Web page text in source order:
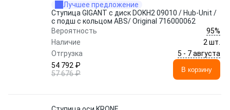
Лучшее предложение
Ступица GIGANT c диск DOKH2 09010 / Hub-Unit /
с подш с кольцом ABS/ Original 716000062
Вероятность
95%
Наличие
2 шт.
Отгрузка
5 - 7 августа
54 792 ₽
57 676 ₽
В корзину